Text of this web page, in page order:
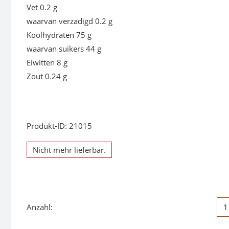
Vet 0.2 g
waarvan verzadigd 0.2 g
Koolhydraten 75 g
waarvan suikers 44 g
Eiwitten 8 g
Zout 0.24 g
Produkt-ID: 21015
Nicht mehr lieferbar.
Anzahl: